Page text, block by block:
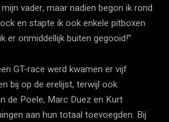
vader, maar nadien begon ik rond
en stapte ik ook enkele pitboxen
er onmiddellijk buiten gegooid!”
GT-race werd kwamen er vijf
bij op de erelijst, terwijl ook
de Poele, Marc Duez en Kurt
aan hun totaal toevoegden. Bij